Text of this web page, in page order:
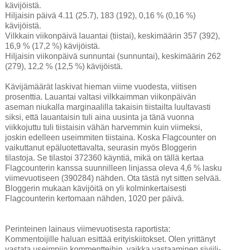
kävijöistä.
Hiljaisin päivä 4.11 (25.7), 183 (192), 0,16 % (0,16 %)
kävijöistä.
Vilkkain viikonpäivä lauantai (tiistai), keskimäärin 357 (392),
16,9 % (17,2 %) kävijöistä.
Hiljaisin viikonpäivä sunnuntai (sunnuntai), keskimäärin 262
(279), 12,2 % (12,5 %) kävijöistä.
Kävijämäärät laskivat hieman viime vuodesta, viitisen
prosenttia. Lauantai valtasi vilkkaimman viikonpäivän
aseman niukalla marginaalilla takaisin tiistailta luultavasti
siksi, että lauantaisin tuli aina uusinta ja tänä vuonna
viikkojuttu tuli tiistaisin vähän harvemmin kuin viimeksi,
joskin edelleen useimmiten tiistaina. Koska Flagcounter on
vaikuttanut epäluotettavalta, seurasin myös Bloggerin
tilastoja. Se tilastoi 372360 käyntiä, mikä on tällä kertaa
Flagcounterin kanssa suunnilleen linjassa oleva 4,6 % lasku
viimevuotiseen (390284) nähden. Ota tästä nyt sitten selvää.
Bloggerin mukaan kävijöitä on yli kolminkertaisesti
Flagcounterin kertomaan nähden, 1020 per päivä.
Perinteinen lainaus viimevuotisesta raportista:
Kommentoijille haluan esittää erityiskiitokset. Olen yrittänyt